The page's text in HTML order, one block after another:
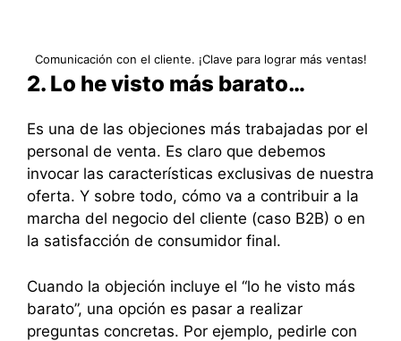
Comunicación con el cliente. ¡Clave para lograr más ventas!
2. Lo he visto más barato…
Es una de las objeciones más trabajadas por el
personal de venta. Es claro que debemos
invocar las características exclusivas de nuestra
oferta. Y sobre todo, cómo va a contribuir a la
marcha del negocio del cliente (caso B2B) o en
la satisfacción de consumidor final.
Cuando la objeción incluye el “lo he visto más
barato”, una opción es pasar a realizar
preguntas concretas. Por ejemplo, pedirle con